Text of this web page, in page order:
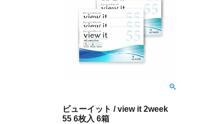
ビューイット / view it 2week
55 6枚入 6箱